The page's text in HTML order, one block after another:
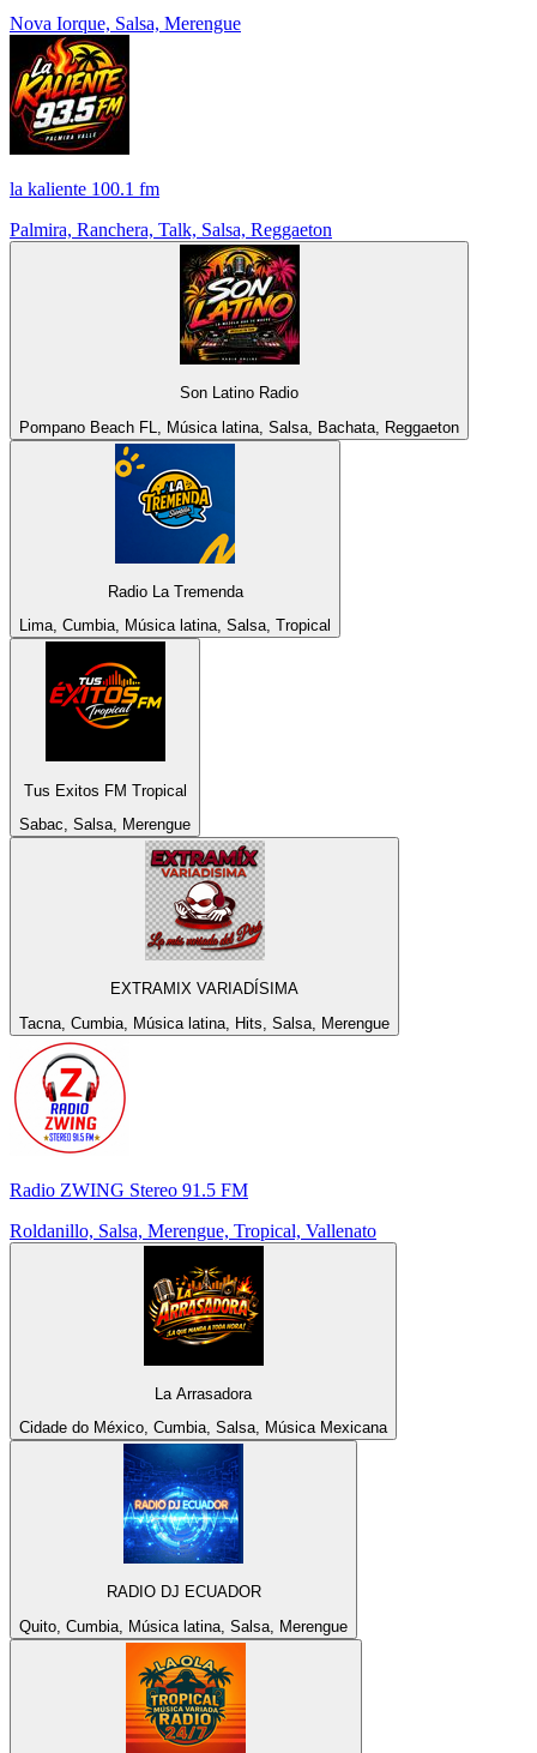
Nova Iorque, Salsa, Merengue
la kaliente 100.1 fm
Palmira, Ranchera, Talk, Salsa, Reggaeton
Son Latino Radio
Pompano Beach FL, Música latina, Salsa, Bachata, Reggaeton
Radio La Tremenda
Lima, Cumbia, Música latina, Salsa, Tropical
Tus Exitos FM Tropical
Sabac, Salsa, Merengue
EXTRAMIX VARIADÍSIMA
Tacna, Cumbia, Música latina, Hits, Salsa, Merengue
Radio ZWING Stereo 91.5 FM
Roldanillo, Salsa, Merengue, Tropical, Vallenato
La Arrasadora
Cidade do México, Cumbia, Salsa, Música Mexicana
RADIO DJ ECUADOR
Quito, Cumbia, Música latina, Salsa, Merengue